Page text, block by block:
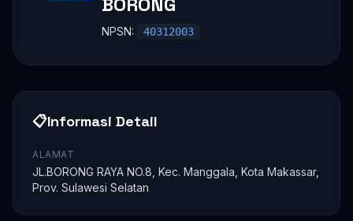
NPSN: 40312003
📋Informasi Detail
ALAMAT
JL.BORONG RAYA NO.8, Kec. Manggala, Kota Makassar,
Prov. Sulawesi Selatan